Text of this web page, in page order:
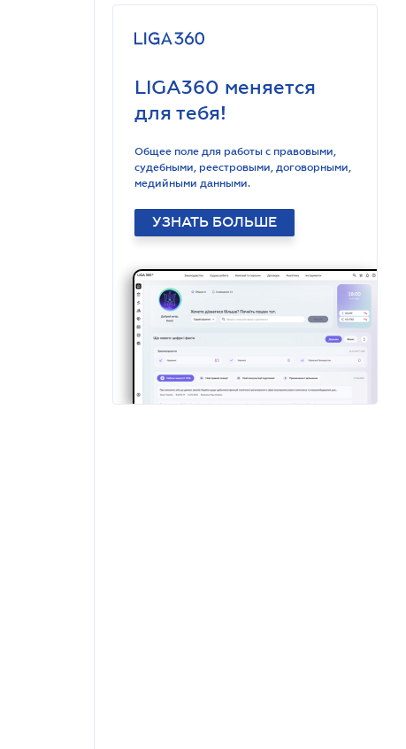
LIGA360 меняется
для тебя!
Общее поле для работы с правовыми,
судебными, реестровыми, договорными,
медийными данными.
УЗНАТЬ БОЛЬШЕ